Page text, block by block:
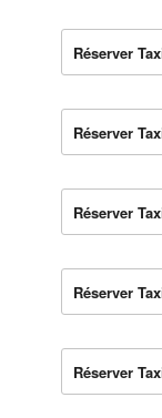
Réserver
Réserver
Réserver
Réserver
Réserver